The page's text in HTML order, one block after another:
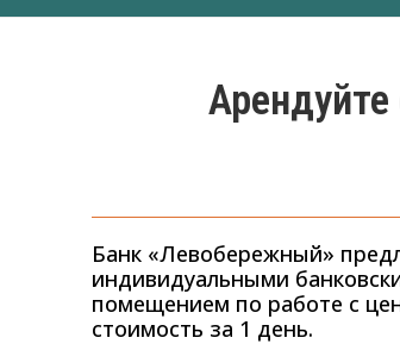
Банк «Левобережный»
индивидуальными
помещением по работе с
стоимость за 1 день.